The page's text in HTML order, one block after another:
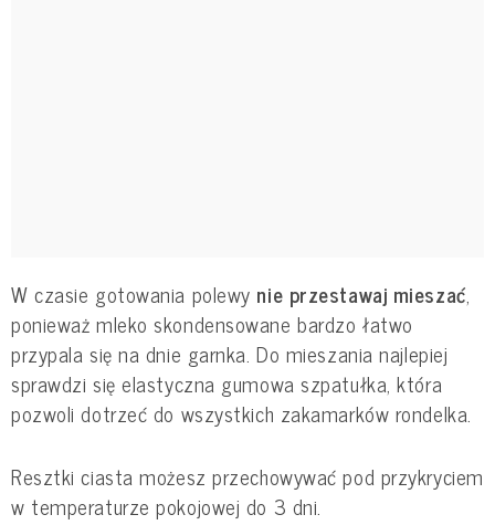
W czasie gotowania polewy nie przestawaj mieszać,
ponieważ mleko skondensowane bardzo łatwo
przypala się na dnie garnka. Do mieszania najlepiej
sprawdzi się elastyczna gumowa szpatułka, która
pozwoli dotrzeć do wszystkich zakamarków rondelka.
Resztki ciasta możesz przechowywać pod przykryciem
w temperaturze pokojowej do 3 dni.